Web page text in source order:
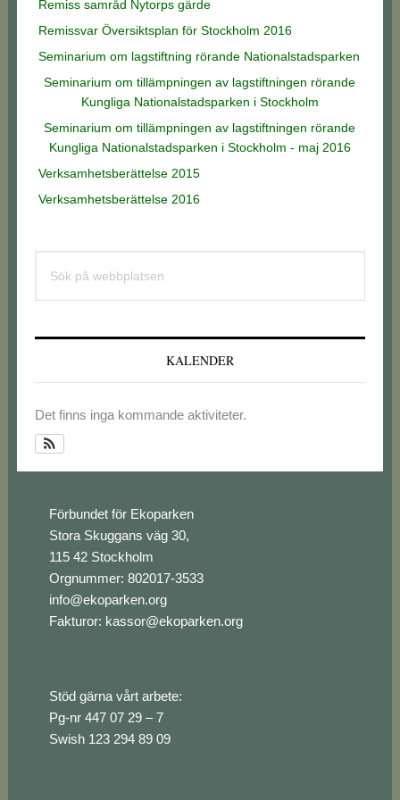
Remiss samråd Nytorps gärde
Remissvar Översiktsplan för Stockholm 2016
Seminarium om lagstiftning rörande Nationalstadsparken
Seminarium om tillämpningen av lagstiftningen rörande
Kungliga Nationalstadsparken i Stockholm
Seminarium om tillämpningen av lagstiftningen rörande
Kungliga Nationalstadsparken i Stockholm - maj 2016
Verksamhetsberättelse 2015
Verksamhetsberättelse 2016
Primärt
sidofält
webbplatsen
KALENDER
Det finns inga kommande aktiviteter.
Footer
Förbundet för Ekoparken
Stora Skuggans väg 30,
115 42 Stockholm
Orgnummer: 802017-3533
info@ekoparken.org
Fakturor: kassor@ekoparken.org
Stöd gärna vårt arbete:
Pg-nr 447 07 29 – 7
Swish 123 294 89 09